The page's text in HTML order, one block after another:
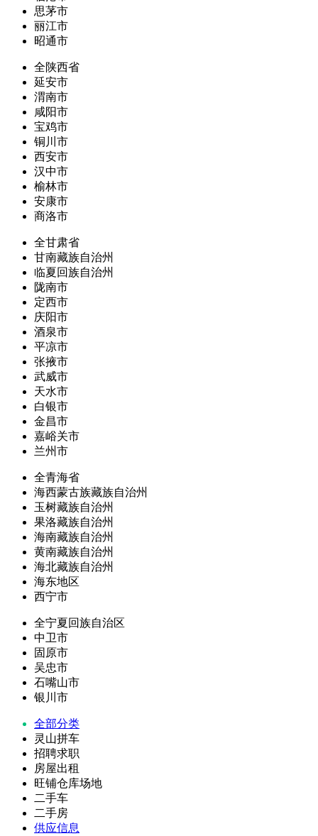
思茅市
丽江市
昭通市
全陕西省
延安市
渭南市
咸阳市
宝鸡市
铜川市
西安市
汉中市
榆林市
安康市
商洛市
全甘肃省
甘南藏族自治州
临夏回族自治州
陇南市
定西市
庆阳市
酒泉市
平凉市
张掖市
武威市
天水市
白银市
金昌市
嘉峪关市
兰州市
全青海省
海西蒙古族藏族自治州
玉树藏族自治州
果洛藏族自治州
海南藏族自治州
黄南藏族自治州
海北藏族自治州
海东地区
西宁市
全宁夏回族自治区
中卫市
固原市
吴忠市
石嘴山市
银川市
全部分类
灵山拼车
招聘求职
房屋出租
旺铺仓库场地
二手车
二手房
供应信息